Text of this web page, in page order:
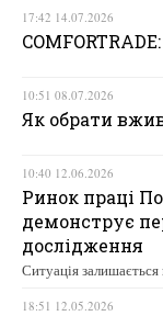
17:42 14.07.2026
10:51 08.07.2026
Як обрати
10:40 12.06.2026
Ринок праці
демонструє
дослідження
Ситуація
18:51 12.05.2026